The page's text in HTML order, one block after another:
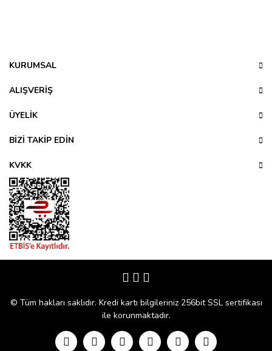
Ürün resmi kalitesiz, bozuk veya görüntülenemiyor.
Ürün fiyatı diğer sitelerden daha pahalı.
KURUMSAL
ALIŞVERİŞ
ÜYELİK
BİZİ TAKİP EDİN
KVKK
© Tüm hakları saklıdır. Kredi kartı bilgileriniz 256bit SSL sertifikası
ile korunmaktadır.